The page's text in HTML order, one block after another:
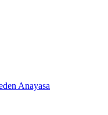
Anayasa